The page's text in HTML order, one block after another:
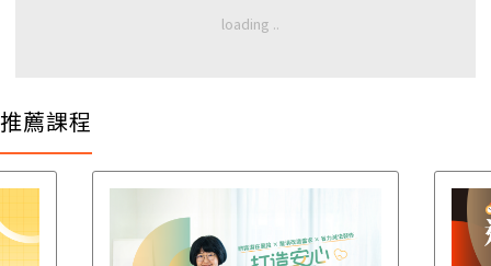
推薦課程